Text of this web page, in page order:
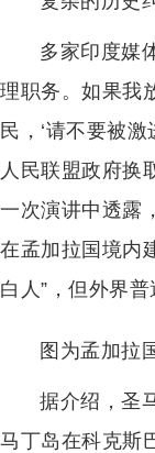
多家印度媒
理职务。如果我
民，‘请不要被
人民联盟政府换
一次演讲中透露
在孟加拉国境内
白人”，但外界普
图为孟加拉
据介绍，圣
马丁岛在科克斯